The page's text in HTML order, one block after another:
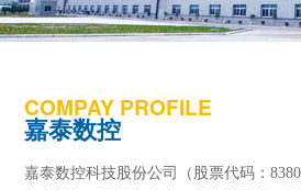
COMPAY PROFILE
嘉泰数控
嘉泰数控科技股份公司（股票代码：